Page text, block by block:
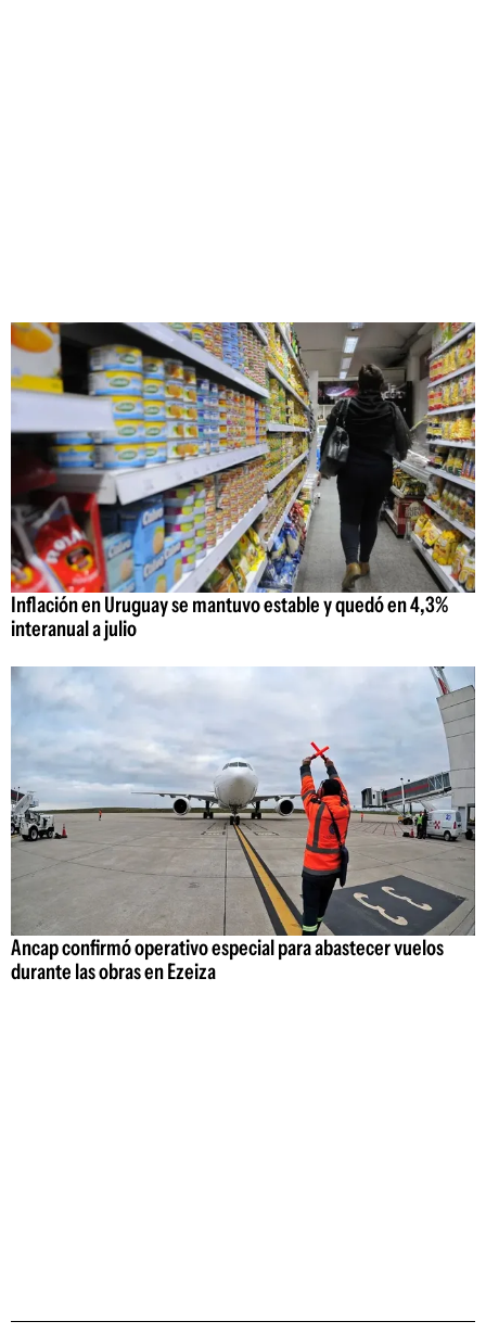
Inflación en Uruguay se mantuvo estable y quedó en 4,3%
interanual a julio
Ancap confirmó operativo especial para abastecer vuelos
durante las obras en Ezeiza